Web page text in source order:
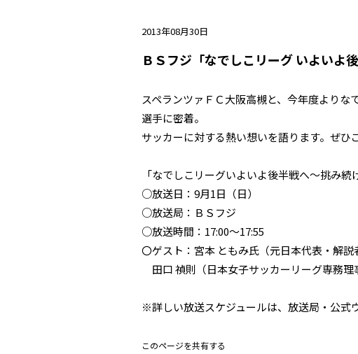
2013年08月30日
ＢＳフジ「なでしこリーグ いよいよ
スペランツァＦＣ大阪高槻と、今年度より
選手に密着。
サッカーに対する熱い想いを語ります。ぜひ
「なでしこリーグいよいよ後半戦へ～挑み続
○放送日：9月1日（日）
○放送局：ＢＳフジ
○放送時間：17:00～17:55
〇ゲスト：宮本 ともみ氏（元日本代表・解説
田口 禎則（日本女子サッカーリーグ専務理
※詳しい放送スケジュールは、放送局・公式
このページを共有する